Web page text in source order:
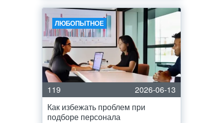
ЛЮБОПЫТНОЕ
119
2026-06-13
Как избежать проблем при
подборе персонала